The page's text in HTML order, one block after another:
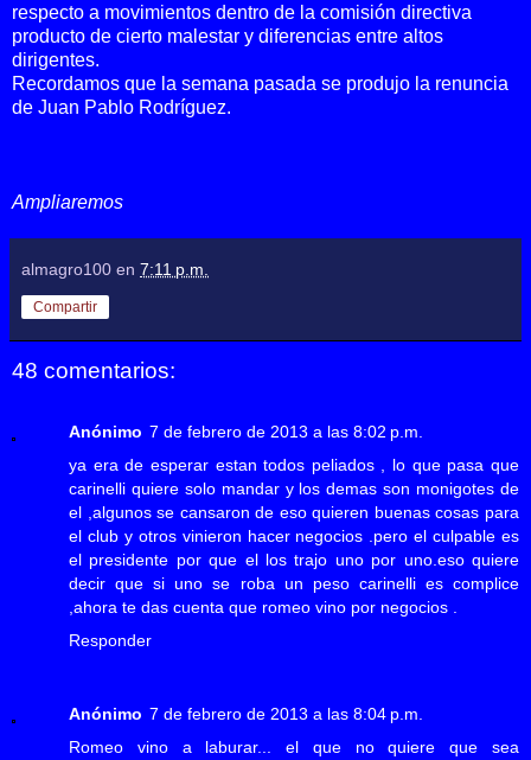
respecto a movimientos dentro de la comisión directiva
producto de cierto malestar y diferencias entre altos
dirigentes.
Recordamos que la semana pasada se produjo la renuncia
de Juan Pablo Rodríguez.
Ampliaremos
almagro100 en 7:11 p.m.
Compartir
48 comentarios:
Anónimo 7 de febrero de 2013 a las 8:02 p.m.
ya era de esperar estan todos peliados , lo que pasa que
carinelli quiere solo mandar y los demas son monigotes de
el ,algunos se cansaron de eso quieren buenas cosas para
el club y otros vinieron hacer negocios .pero el culpable es
el presidente por que el los trajo uno por uno.eso quiere
decir que si uno se roba un peso carinelli es complice
,ahora te das cuenta que romeo vino por negocios .
Responder
Anónimo 7 de febrero de 2013 a las 8:04 p.m.
Romeo vino a laburar... el que no quiere que sea